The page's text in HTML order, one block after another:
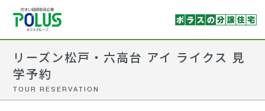
リーズン松戸・六高台 アイ ライクス 見
学予約
TOUR RESERVATION